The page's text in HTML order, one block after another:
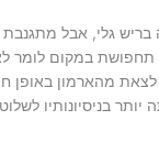
גלי, אבל מתגנבת
במקום לומר
מהארמון באופן
בניסיונותיו